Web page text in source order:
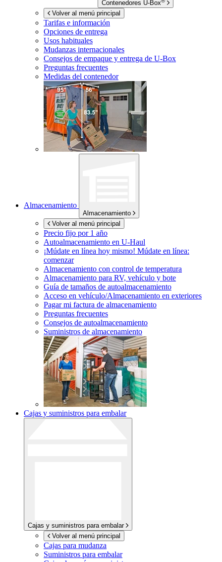
Contenedores U-Box
Volver al menú principal
Tarifas e información
Opciones de entrega
Usos habituales
Mudanzas internacionales
Consejos de empaque y entrega de U-Box
Preguntas frecuentes
Medidas del contenedor
Almacenamiento
Almacenamiento
Volver al menú principal
Precio fijo por 1 año
Autoalmacenamiento en U-Haul
¡Múdate en línea hoy mismo! Múdate en línea:
comenzar
Almacenamiento con control de temperatura
Almacenamiento para RV, vehículo y bote
Guía de tamaños de autoalmacenamiento
Acceso en vehículo/Almacenamiento en exteriores
Pagar mi factura de almacenamiento
Preguntas frecuentes
Consejos de autoalmacenamiento
Suministros de almacenamiento
Cajas y suministros para embalar
Cajas y suministros para embalar
Volver al menú principal
Cajas para mudanza
Suministros para embalar